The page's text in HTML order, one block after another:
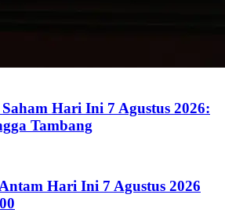
Hari Ini 7 Agustus 2026:
Tambang
Hari Ini 7 Agustus 2026